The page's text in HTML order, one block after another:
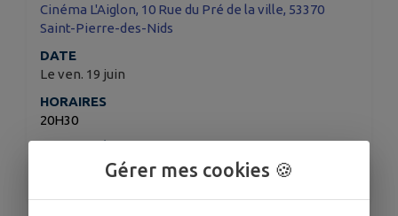
Cinéma L'Aiglon, 10 Rue du Pré de la ville, 53370
Saint-Pierre-des-Nids
DATE
Le ven. 19 juin
HORAIRES
20H30
Association Cinéma l'Aiglon
Gérer mes cookies 🍪